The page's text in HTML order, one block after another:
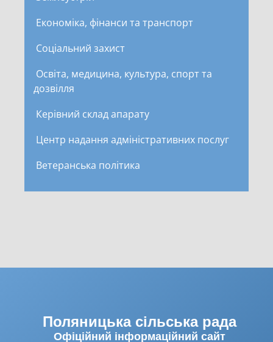
Економіка, фінанси та транспорт
Соціальний захист
Освіта, медицина, культура, спорт та
дозвілля
Керівний склад апарату
Центр надання адміністративних послуг
Ветеранська політика
Поляницька сільська рада
Офіційний інформаційний сайт